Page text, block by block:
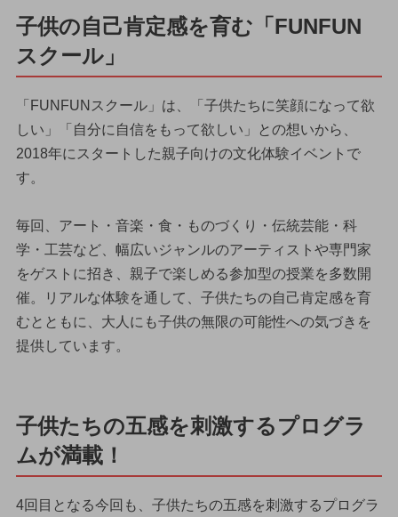
子供の自己肯定感を育む「FUNFUN
スクール」
「FUNFUNスクール」は、「子供たちに笑顔になって欲
しい」「自分に自信をもって欲しい」との想いから、
2018年にスタートした親子向けの文化体験イベントで
す。
毎回、アート・音楽・食・ものづくり・伝統芸能・科
学・工芸など、幅広いジャンルのアーティストや専門家
をゲストに招き、親子で楽しめる参加型の授業を多数開
催。リアルな体験を通して、子供たちの自己肯定感を育
むとともに、大人にも子供の無限の可能性への気づきを
提供しています。
子供たちの五感を刺激するプログラ
ムが満載！
4回目となる今回も、子供たちの五感を刺激するプログラ